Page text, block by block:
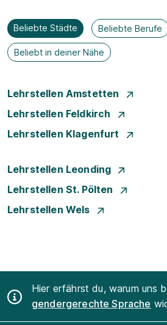
Beliebte Städte Beliebte Berufe
Beliebt in deiner Nähe
Lehrstellen Amstetten
Lehrstellen Feldkirch
Lehrstellen Klagenfurt
Lehrstellen Leonding
Lehrstellen St. Pölten
Lehrstellen Wels
Hier erfährst du, warum uns
gendergerechte Sprache